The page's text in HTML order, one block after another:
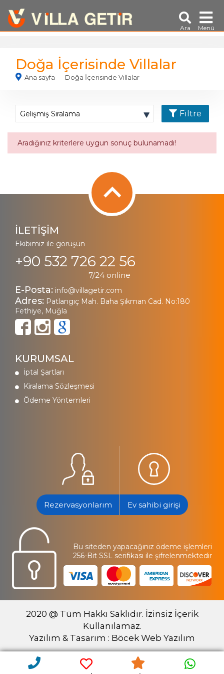
Ara Menü
Doğa İçerisinde Villalar
Ana sayfa Doğa İçerisinde Villalar
Filtre
Aradığınız kriterlere uygun sonuç bulunamadı!
İLETİŞİM
Ekibimiz ile görüşün
+90 532 726 22 56
7/24 online
E-Posta: info@villagetir.com
Adres: Patlangıç Mah. Baha Şıkman Cad. No:180
Fethiye, Muğla
KURUMSAL
İptal Şartları
Kiralama Sözleşmesi
Ödeme Yöntemleri
Ev sahibi girişi
Rezervasyonlarım
Bu siteden yapacağınız ödeme işlemleri
256-Bit SSL serifikası ile şifrelenmektedir
2020 @ Tüm Hakkı Saklıdır. İzinsiz İçerik
Kullanılamaz.
Yazılım & Tasarım : Böcek Web Yazılım